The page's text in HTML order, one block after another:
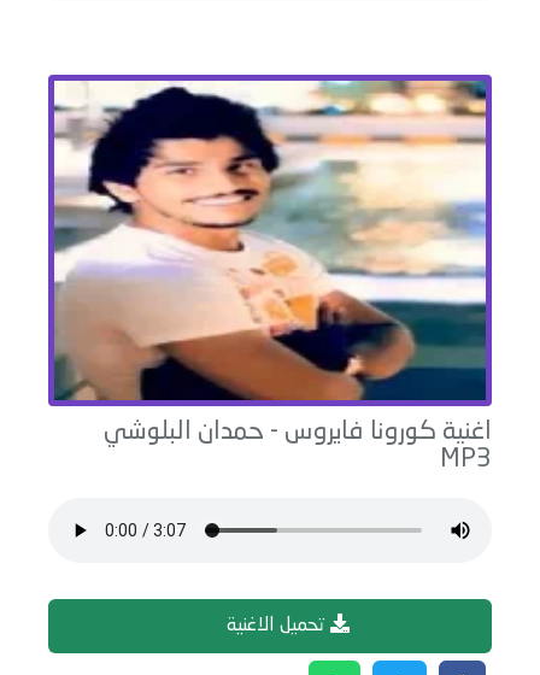
اغنية كورونا فايروس - حمدان البلوشي
MP3
تحميل الاغنية